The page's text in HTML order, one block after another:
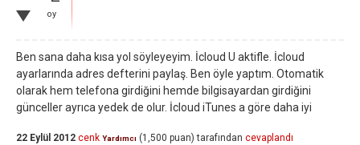
oy
Ben sana daha kısa yol söyleyeyim. İcloud U aktifle. İcloud
ayarlarında adres defterini paylaş. Ben öyle yaptım. Otomatik
olarak hem telefona girdiğini hemde bilgisayardan girdiğini
günceller ayrıca yedek de olur. İcloud iTunes a göre daha iyi
22 Eylül 2012 cenk Yardımcı (1,500 puan) tarafından cevaplandı